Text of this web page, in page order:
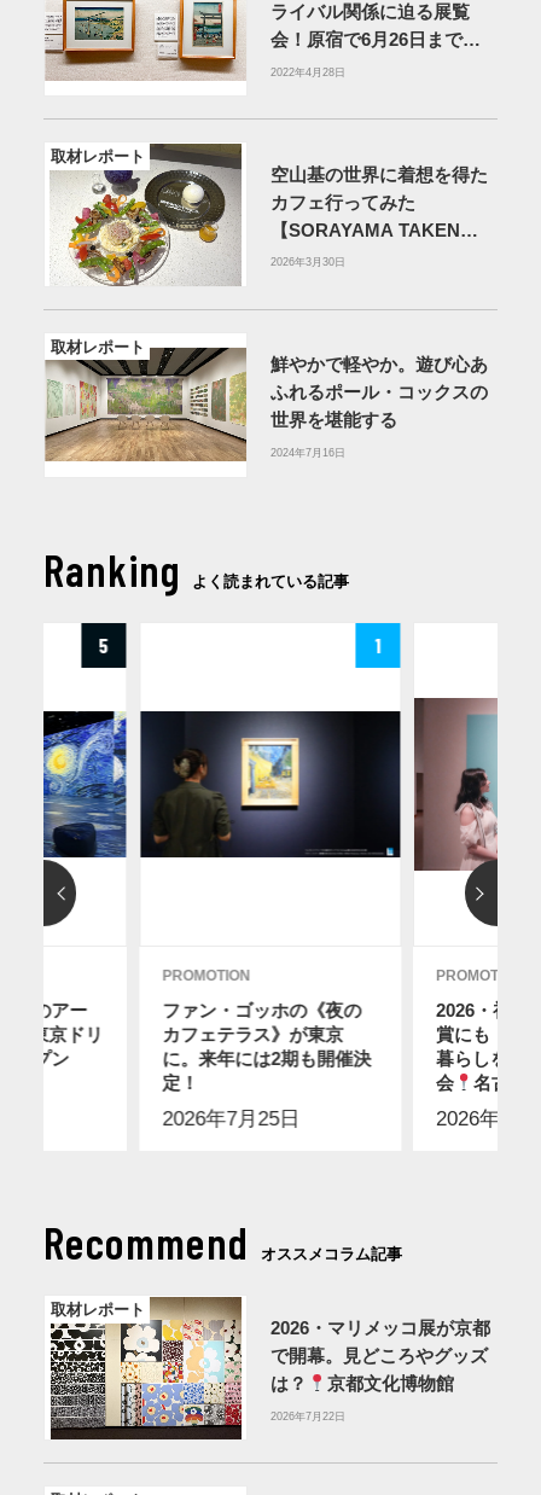
ライバル関係に迫る展覧
会！原宿で6月26日まで開
催
2022年4月28日
取材レポート
空山基の世界に着想を得た
カフェ行ってみた
【SORAYAMA TAKEN
CAFE＆BAR】
2026年3月30日
取材レポート
鮮やかで軽やか。遊び心あ
ふれるポール・コックスの
世界を堪能する
2024年7月16日
Ranking よく読まれている記事
5
ィのアー
に東京ドリ
ープン
1
PROMOTION
ファン・ゴッホの《夜の
カフェテラス》が東京
に。来年には2期も開催決
定！
2026年7月25日
PROMOTION
2026・初め
賞にも！ス
暮らしを感
会
名古屋
2026年7月
Recommend オススメコラム記事
取材レポート
2026・マリメッコ展が京都
で開幕。見どころやグッズ
は？
京都文化博物館
2026年7月22日